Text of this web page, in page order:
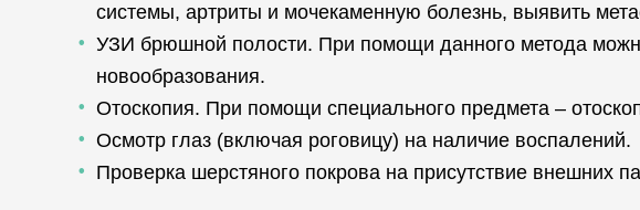
системы, артриты и мочекаменную болезнь, выявить
УЗИ брюшной полости. При помощи данного метода
новообразования.
Отоскопия. При помощи специального предмета –
Осмотр глаз (включая роговицу) на наличие воспалений.
Проверка шерстяного покрова на присутствие внешних